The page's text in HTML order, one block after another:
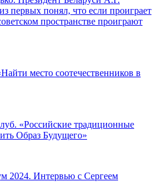
первых понял, что если проиграет
пространстве проиграют
место соотечественников в
«Российские традиционные
Образ Будущего»
2024. Интервью с Сергеем